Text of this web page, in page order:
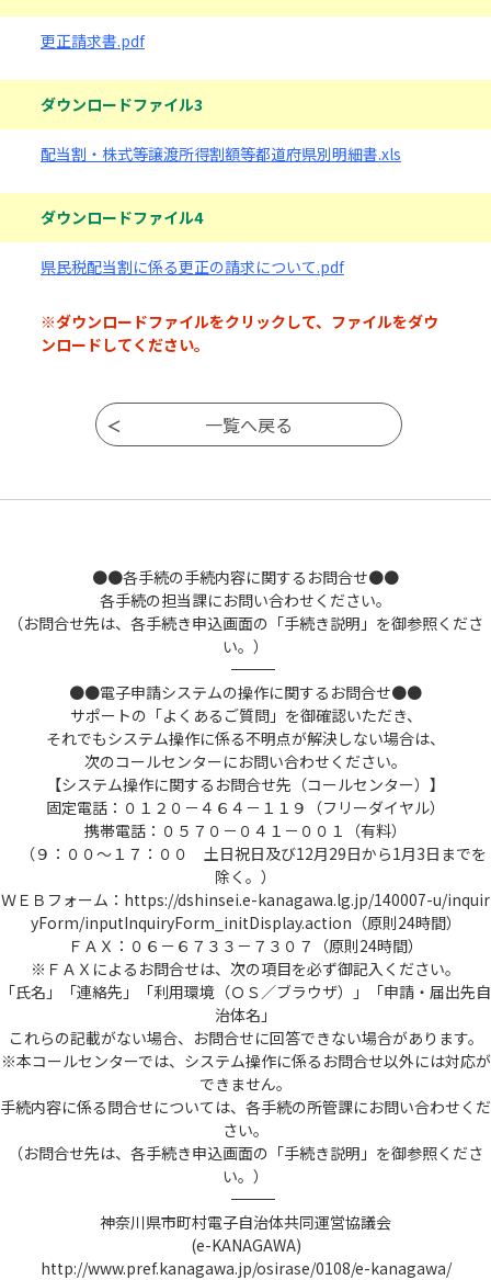
更正請求書.pdf
ダウンロードファイル3
配当割・株式等譲渡所得割額等都道府県別明細書.xls
ダウンロードファイル4
県民税配当割に係る更正の請求について.pdf
※ダウンロードファイルをクリックして、ファイルをダウ
ンロードしてください。
●●各手続の手続内容に関するお問合せ●●
各手続の担当課にお問い合わせください。
（お問合せ先は、各手続き申込画面の「手続き説明」を御参照くださ
い。）
――――――――――――――――――――――――――――――――――――――――――――――――――
●●電子申請システムの操作に関するお問合せ●●
サポートの「よくあるご質問」を御確認いただき、
それでもシステム操作に係る不明点が解決しない場合は、
次のコールセンターにお問い合わせください。
【システム操作に関するお問合せ先（コールセンター）】
固定電話：０１２０－４６４－１１９（フリーダイヤル）
携帯電話：０５７０－０４１－００１（有料）
（９：００～１７：００ 土日祝日及び12月29日から1月3日までを
除く。）
ＷＥＢフォーム：https://dshinsei.e-kanagawa.lg.jp/140007-u/inquir
yForm/inputInquiryForm_initDisplay.action（原則24時間）
ＦＡＸ：０６－６７３３－７３０７（原則24時間）
※ＦＡＸによるお問合せは、次の項目を必ず御記入ください。
「氏名」「連絡先」「利用環境（ＯＳ／ブラウザ）」「申請・届出先自
治体名」
これらの記載がない場合、お問合せに回答できない場合があります。
※本コールセンターでは、システム操作に係るお問合せ以外には対応が
できません。
手続内容に係る問合せについては、各手続の所管課にお問い合わせくだ
さい。
（お問合せ先は、各手続き申込画面の「手続き説明」を御参照くださ
い。）
――――――――――――――――――――――――――――――――――――――――――――――――――
神奈川県市町村電子自治体共同運営協議会
(e-KANAGAWA)
http://www.pref.kanagawa.jp/osirase/0108/e-kanagawa/